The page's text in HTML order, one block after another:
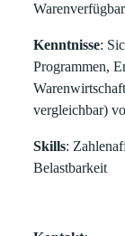
Kenntnisse:
Programmen,
vergleichbar)
Skills:
Belastbarkeit